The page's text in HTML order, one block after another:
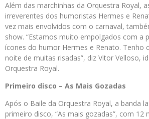
Além das marchinhas da Orquestra Royal,
irreverentes dos humoristas Hermes e
vez mais envolvidos com o carnaval,
show. “Estamos muito empolgados com a
ícones do humor Hermes e Renato. Tenho
noite de muitas risadas”, diz Vitor Velloso,
Orquestra Royal.
Primeiro disco – As Mais Gozadas
Após o Baile da Orquestra Royal, a banda
primeiro disco, “As mais gozadas”, com 12